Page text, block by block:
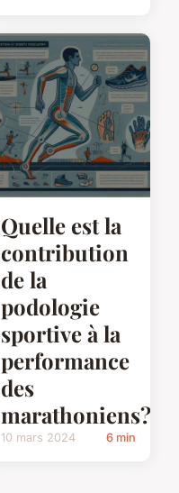
Quelle est la
contribution
de la
podologie
sportive à la
performance
des
marathoniens?
10 mars 2024 6 min